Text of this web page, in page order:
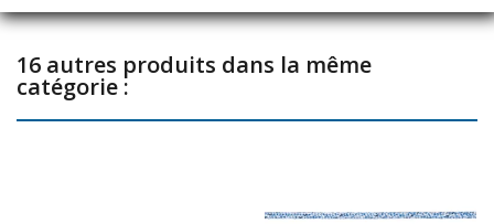
Facile à manipuler, flexible, bonne résistance aux UV Allongement
16 autres produits dans la même
catégorie :